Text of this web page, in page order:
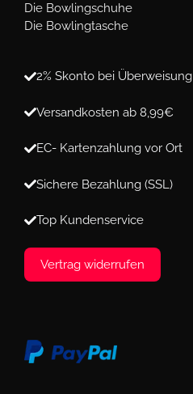
Die Bowlingschuhe
Die Bowlingtasche
2% Skonto bei Überweisung
Versandkosten ab 8,99€
EC- Kartenzahlung vor Ort
Sichere Bezahlung (SSL)
Top Kundenservice
Vertrag widerrufen